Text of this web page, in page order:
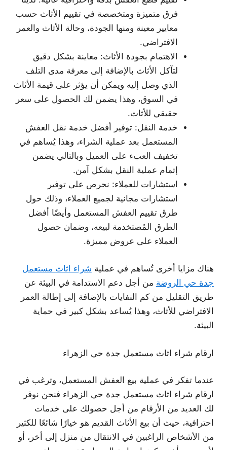
فرق متميزة ومتخصصة في تقييم الأثاث حسب
معايير معينة ومنها الجودة، وحالة الأثاث والعمر
الافتراضي.
الاهتمام بجودة الأثاث: معاينة بشكل دقيق
لتآكل الأثاث بالإضافة إلى معرفة مدى التلف
الذي وصل إليه ويمكن أن يؤثر على قيمة الأثاث
في السوق، وهذا يضمن لك الحصول على سعر
حقيقي للأثاث.
خدمة النقل: توفير أفضل خدمة نقل العفش
المستعمل بعد عملية الشراء، وهذا يُساهم في
تخفيف العبء على العميل وبالتالي يضمن
إتمام عملية النقل بشكل آمن.
استشارات للعملاء: نحرص على توفير
استشارات مجانية لجميع العملاء، وذلك حول
طرق تقييم العفش المستعمل وأيضًا أفضل
الطرق المُصتخدمة لبيعه، وضمان حصول
العملاء على عروض مميزة.
هناك مزايا أخرى تُساهم في عملية شراء اثاث مستعمل
جدة حي الروضة من أجل دعم الاستدامة في البيئة عن
طريق التقليل من كم النفايات بالإضافة إلى إطالة العمر
الافتراضي للأثاث، وهذا يُساعد بشكل كبير في حماية
البيئة.
ارقام شراء اثاث مستعمل جدة حي الزهراء
عندما تفكر في عملية بيع العفش المستعمل، وترغب في
ارقام شراء اثاث مستعمل جدة حي الزهراء فنحن نوفر
لك العديد من الأرقام من أجل حصولك على خدمات
احترافية، حيث أن بيع الأثاث القديم هو خيارًا شائعًا للكثير
من الأشخاص الراغبين في الانتقال من منزل إلى أخر، أو